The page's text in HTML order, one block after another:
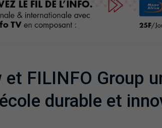
FILINFO Group
durable et